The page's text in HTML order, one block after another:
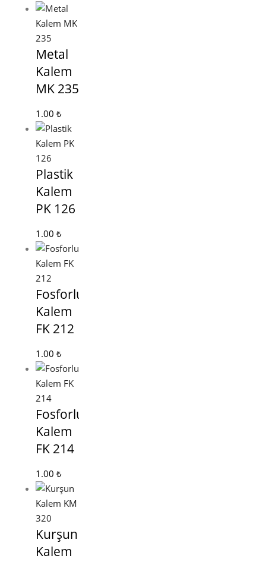
Metal
Kalem
MK 235
1.00 ₺
Plastik
Kalem
PK 126
1.00 ₺
Fosforlu
Kalem
FK 212
1.00 ₺
Fosforlu
Kalem
FK 214
1.00 ₺
Kurşun
Kalem